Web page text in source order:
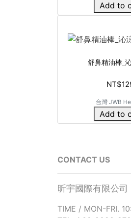
Add to
舒鼻精油棒_
台灣 JWB
Add to
CONTACT US
昕宇國際有限公司
TIME / MON-FRI.